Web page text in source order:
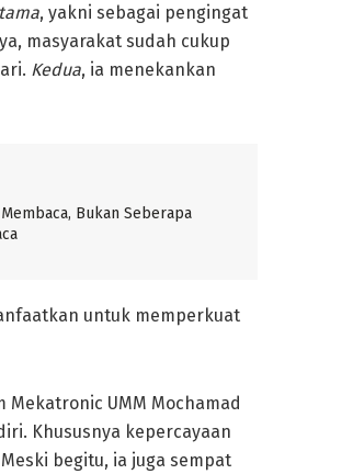
, yakni sebagai pengingat
masyarakat sudah cukup
Kedua, ia menekankan
Bukan Seberapa
untuk memperkuat
UMM Mochamad
Khususnya kepercayaan
begitu, ia juga sempat